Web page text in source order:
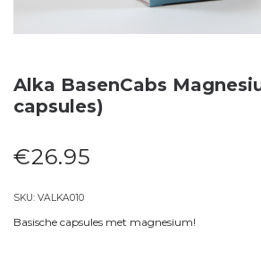
Alka BasenCabs
capsules)
€26.95
SKU: VALKA010
Basische capsules met magnesium!